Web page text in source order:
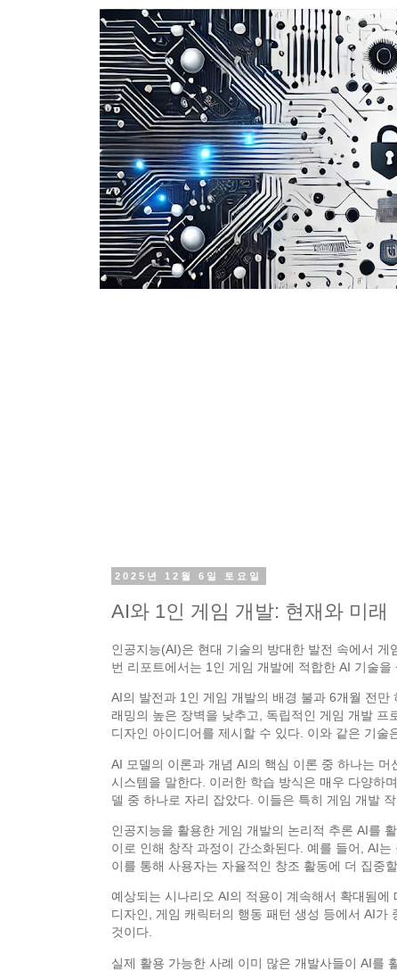
2025년 12월 6일 토요일
AI와 1인 게임 개발: 현재와 미래
인공지능(AI)은 현대 기술의 방대한 발전 속에서
번 리포트에서는 1인 게임 개발에 적합한 AI 기술
AI의 발전과 1인 게임 개발의 배경 불과 6개월 전
래밍의 높은 장벽을 낮추고, 독립적인 게임 개발
디자인 아이디어를 제시할 수 있다. 이와 같은 기
AI 모델의 이론과 개념 AI의 핵심 이론 중 하나는
시스템을 말한다. 이러한 학습 방식은 매우 다양하
델 중 하나로 자리 잡았다. 이들은 특히 게임 개발
인공지능을 활용한 게임 개발의 논리적 추론 AI를
이로 인해 창작 과정이 간소화된다. 예를 들어, AI
이를 통해 사용자는 자율적인 창조 활동에 더 집중
예상되는 시나리오 AI의 적용이 계속해서 확대됨
디자인, 게임 캐릭터의 행동 패턴 생성 등에서 AI
것이다.
실제 활용 가능한 사례 이미 많은 개발사들이 AI를